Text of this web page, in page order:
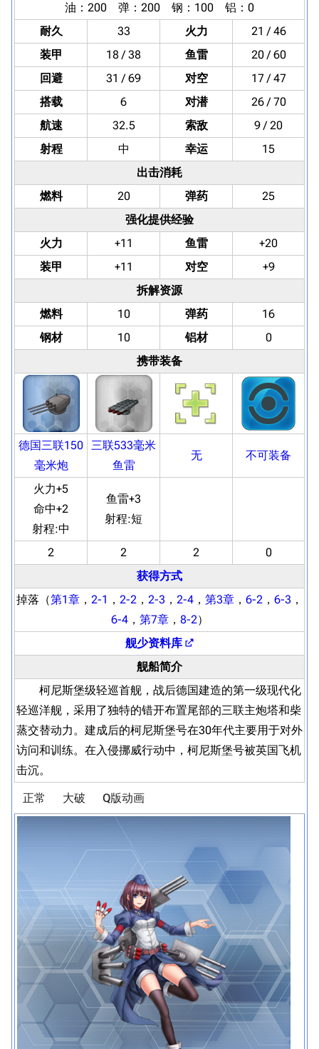
油：200 弹：200 钢：100 铝：0
耐久
33 火力
21 / 46
装甲
18 / 38 鱼雷
20 / 60
回避
31 / 69 对空
17 / 47
搭载
6 对潜
26 / 70
航速
32.5 索敌
9 / 20
射程
中 幸运
15
出击消耗
燃料
20 弹药
25
强化提供经验
火力
+11 鱼雷
+20
装甲
+11 对空
+9
拆解资源
燃料
10 弹药
16
钢材
10 铝材
0
携带装备
德国三联150
毫米炮
三联533毫米
鱼雷
无 不可装备
火力+5
命中+2
射程:中
鱼雷+3
射程:短
2 2 2
0
获得方式
掉落（第1章 ， 2-1 ， 2-2 ， 2-3 ， 2-4 ， 第3章 ， 6-2 ， 6-3 ，
6-4， 第7章， 8-2）
舰少资料库
舰船简介
柯尼斯堡级轻巡首舰，战后德国建造的第一级现代化
轻巡洋舰，采用了独特的错开布置尾部的三联主炮塔和柴
蒸交替动力。建成后的柯尼斯堡号在30年代主要用于对外
访问和训练。在入侵挪威行动中，柯尼斯堡号被英国飞机
击沉。
正常 大破 Q版动画